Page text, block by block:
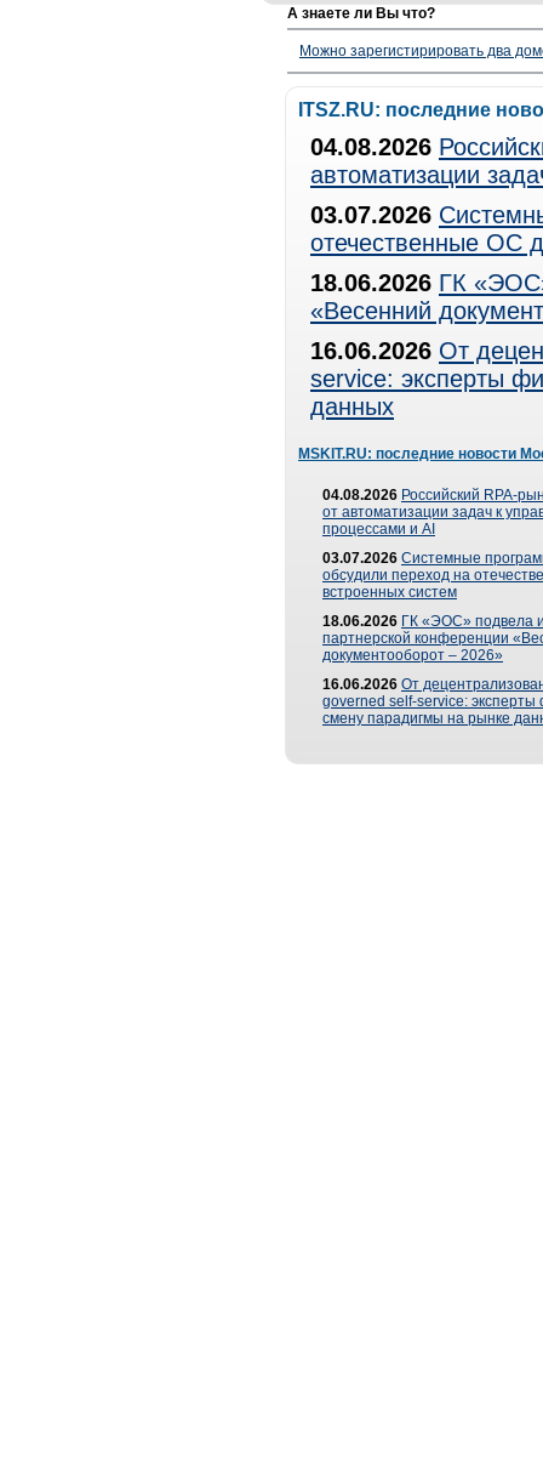
А знаете ли Вы что?
Можно зарегистирировать два
ITSZ.RU: последние
04.08.2026
автоматизации
03.07.2026
отечественные ОС
18.06.2026 ГК
«Весенний
16.06.2026 От
service: эксперты
данных
MSKIT.RU: последние новости
04.08.2026 Российский RPA-
от автоматизации задач к
процессами и AI
03.07.2026 Системные
обсудили переход на
встроенных систем
18.06.2026 ГК «ЭОС» подвела
партнерской конференции
документооборот – 2026»
16.06.2026 От
governed self-service: эксперты
смену парадигмы на рынке